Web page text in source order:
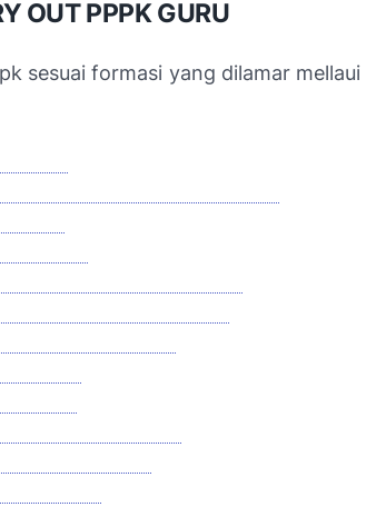
OUT PPPK GURU
sesuai formasi yang dilamar mellaui